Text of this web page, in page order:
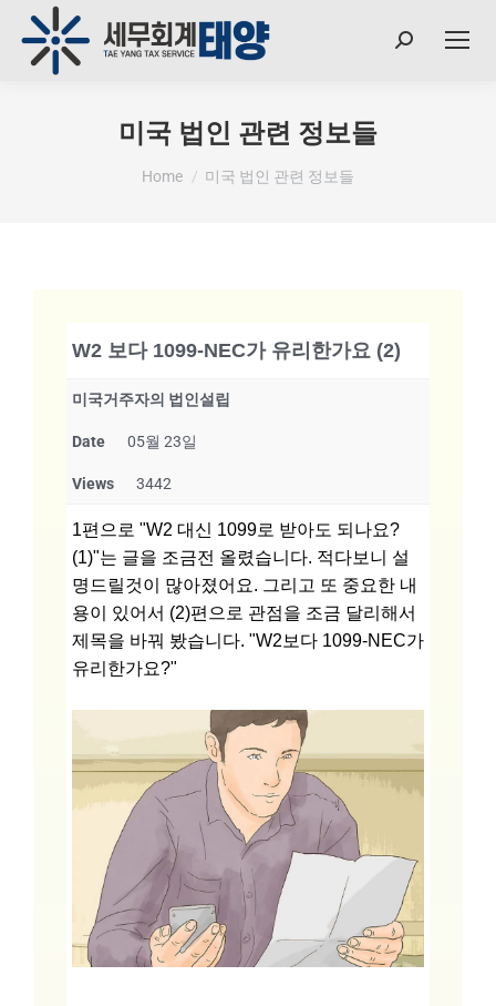
미국 법인 관련 정보들
You are here:
Home 미국 법인 관련 정보들
W2 보다 1099-NEC가 유리한가요 (2)
미국거주자의 법인설립
Date 05월 23일
Views 3442
1편으로 "W2 대신 1099로 받아도 되나요?
(1)"는 글을 조금전 올렸습니다. 적다보니 설
명드릴것이 많아졌어요. 그리고 또 중요한 내
용이 있어서 (2)편으로 관점을 조금 달리해서
제목을 바꿔 봤습니다. "W2보다 1099-NEC가
유리한가요?"